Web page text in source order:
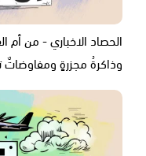
الحصاد الاخباري - من أم
وذاكرةُ مجزرةٍ ومفاوضاتٌ تحت